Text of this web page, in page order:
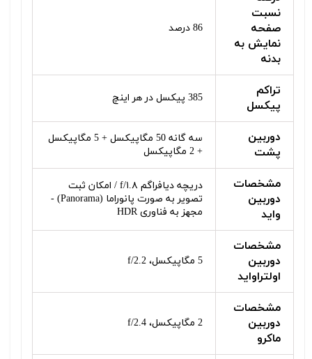
نسبت
صفحه
نمایش به
بدنه
86 درصد
تراکم
پیکسل
385 پیکسل در هر اینچ
دوربین
پشت
سه گانه 50 مگاپیکسل + 5 مگاپیکسل
+ 2 مگاپیکسل
مشخصات
دوربین
واید
دریچه دیافراگم f/۱.۸ / امکان ثبت
تصویر به صورت پانوراما (Panorama) -
مجهز به فناوری HDR
مشخصات
دوربین
اولتراواید
5 مگاپیکسل، f/2.2
مشخصات
دوربین
ماکرو
2 مگاپیکسل، f/2.4